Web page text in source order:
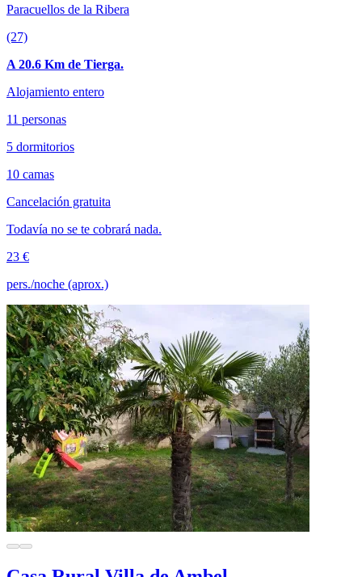
Paracuellos de la Ribera
(27)
A 20.6 Km de Tierga.
Alojamiento entero
11 personas
5 dormitorios
10 camas
Cancelación gratuita
Todavía no se te cobrará nada.
23 €
pers./noche (aprox.)